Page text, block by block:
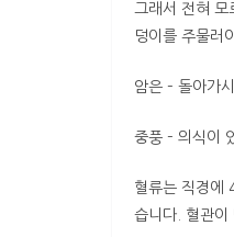
그래서 전혀 모
덩이를 주물러
암은 – 돌아가
중풍 – 의식이
혈류는 직경에
습니다. 혈관이